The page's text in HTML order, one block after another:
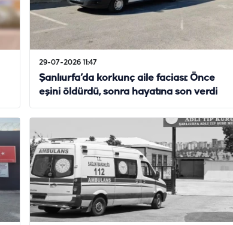
29-07-2026 11:47
Şanlıurfa’da korkunç aile faciası: Önce
eşini öldürdü, sonra hayatına son verdi